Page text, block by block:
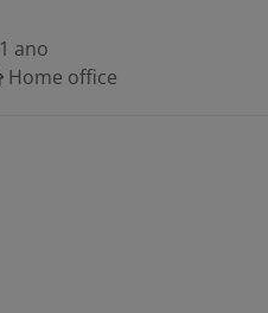
ano
Home office